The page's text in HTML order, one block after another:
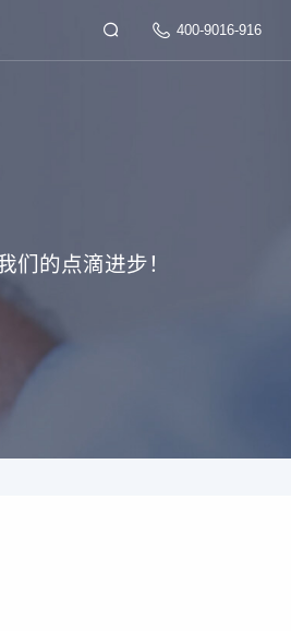
400-9016-916
们的点滴进步！